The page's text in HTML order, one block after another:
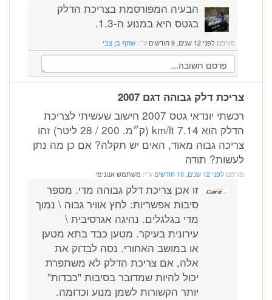
הבעיה המפורסמת בצריכת הדלק
בגטס היא במנוע ה-1.3.
פורסם לפני 12 שנים, 9 חודשים ע"י: שחף בן צבי
צריכת דלק גבוהה דגם 2007
רכשתי יונדאי גטס 2007 חישוב שעשיתי לצריכת
הדלק הוא 7.14 km/lt (ק״מ. 200 / 28 ליטר) זהו
צריכה גבוה מאוד, האים יש תקלה? אם כן מה נתן
לעשות? תודה
פורסם לפני 12 שנים, 10 חודשים ע"י: משתמש אנונימי
זו אכן צריכת דלק גבוהה מדי. מספר
סיבות אפשריות: לחץ אוויר גבוה \ נמוך
מדי בגלגלים. נהיגה אגרסיבית \
עירונית בעיקר. מטען כבד בתא מטען
או במושב האחורי. נסה לבדוק את
אלה, אם צריכת הדלק לא משתפרת
יכול להיות שמדובר בסיבות "כבדות"
יותר הקשורות לשמן מנוע וכדומה.